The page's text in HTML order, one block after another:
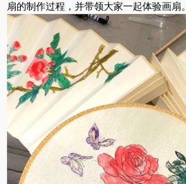
扇的制作过程，并带领大家一起体验画扇。